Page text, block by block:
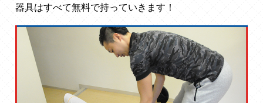
器具はすべて無料で持っていきます！